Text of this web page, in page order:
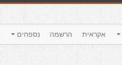
נספחים הרשמה אקראית